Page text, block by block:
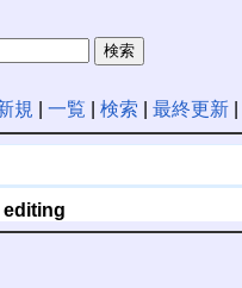
規 一覧 検索 最終更新|
editing